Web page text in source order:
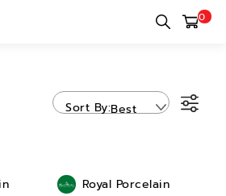
0
Sort By Best
Royal Porcelain